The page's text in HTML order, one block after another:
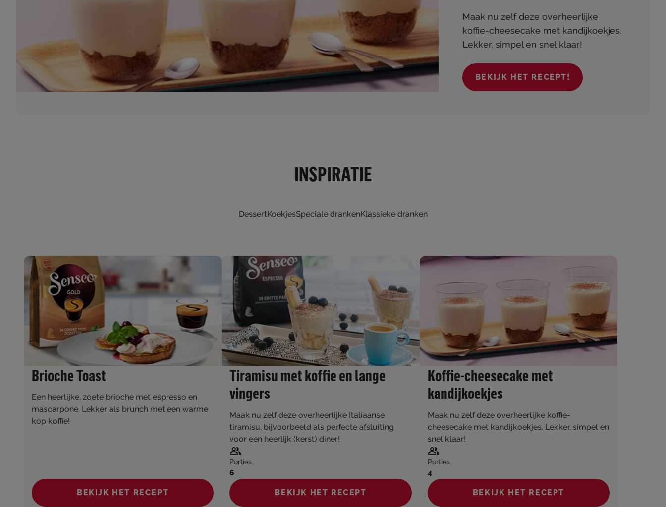
Maak nu zelf deze overheerlijke
koffie-cheesecake met kandijkoekjes.
Lekker, simpel en snel klaar!
BEKIJK HET RECEPT!
(KOFFIE-CHEESECAKE MET
INSPIRATIE
DessertKoekjesSpeciale drankenKlassieke dranken
Brioche Toast
Een heerlijke, zoete brioche met espresso en
mascarpone. Lekker als brunch met een warme
kop koffie!
BEKIJK HET RECEPT
Tiramisu met koffie en lange
vingers
Maak nu zelf deze overheerlijke Italiaanse
tiramisu, bijvoorbeeld als perfecte afsluiting
voor een heerlijk (kerst) diner!
Porties
6
BEKIJK HET RECEPT
Koffie-cheesecake met
kandijkoekjes
Maak nu zelf deze overheerlijke koffie-
cheesecake met kandijkoekjes. Lekker, simpel en
snel klaar!
Porties
4
BEKIJK HET RECEPT